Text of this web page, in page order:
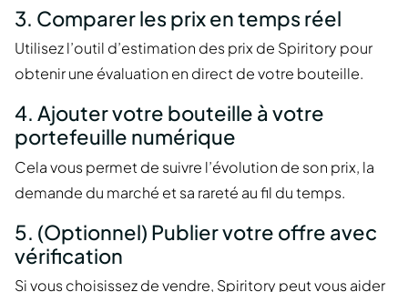
3. Comparer les prix en temps réel
Utilisez l’outil d’estimation des prix de Spiritory pour
obtenir une évaluation en direct de votre bouteille.
4. Ajouter votre bouteille à votre
portefeuille numérique
Cela vous permet de suivre l’évolution de son prix, la
demande du marché et sa rareté au fil du temps.
5. (Optionnel) Publier votre offre avec
vérification
Si vous choisissez de vendre, Spiritory peut vous aider